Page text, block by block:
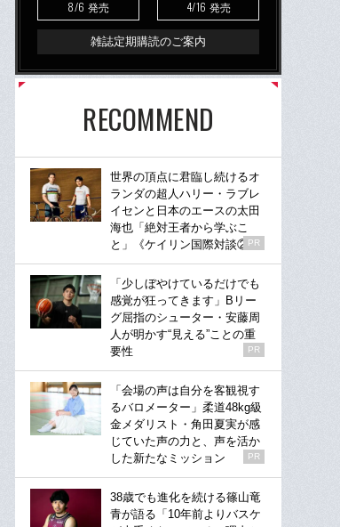
8/6 発売 4/16 発売
雑誌定期購読のご案内
RECOMMEND
世界の頂点に君臨し続けるオ
ランダの超人ハリー・ラブレ
イセンと日本のエースの太田
海也「絶対王者から学ぶこ
と」《ケイリン国際対談②》
PR
「少しぼやけているだけでも
感覚が狂ってきます」Bリー
グ屈指のシューター・安藤周
人が明かす“見える”ことの重
要性
PR
「会場の声は自分を客観視す
るバロメーター」柔道48kg級
金メダリスト・角田夏実が感
じていた声の力と、声を活か
した新たなミッション
PR
38歳でも進化を続ける篠山竜
青が語る「10年前よりバスケ